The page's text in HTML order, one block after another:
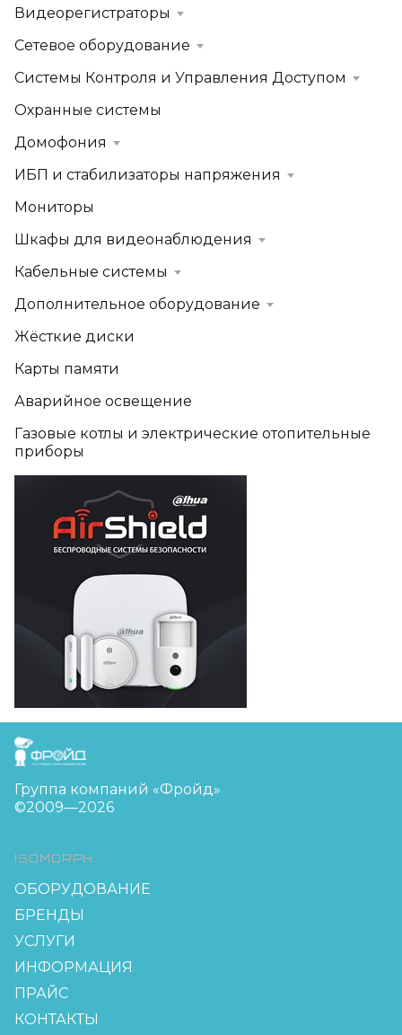
Видеорегистраторы
Сетевое оборудование
Системы Контроля и Управления Доступом
Охранные системы
Домофония
ИБП и стабилизаторы напряжения
Мониторы
Шкафы для видеонаблюдения
Кабельные системы
Дополнительное оборудование
Жёсткие диски
Карты памяти
Аварийное освещение
Газовые котлы и электрические отопительные
приборы
FreudGroup
Группа компаний «Фройд»
©2009—2026
ISOMORPH
ОБОРУДОВАНИЕ
БРЕНДЫ
УСЛУГИ
ИНФОРМАЦИЯ
ПРАЙС
КОНТАКТЫ